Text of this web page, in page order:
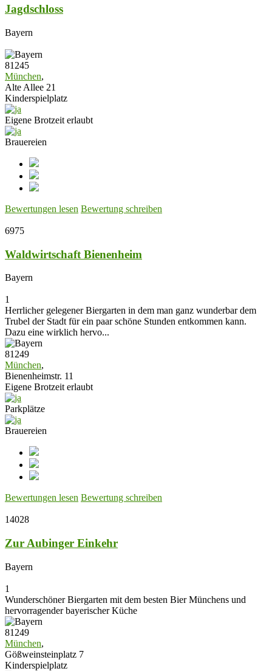
Jagdschloss
Bayern
81245
München,
Alte Allee 21
Kinderspielplatz
Eigene Brotzeit erlaubt
Brauereien
Bewertungen lesen Bewertung schreiben
6975
Waldwirtschaft Bienenheim
Bayern
1
Herrlicher gelegener Biergarten in dem man ganz wunderbar dem
Trubel der Stadt für ein paar schöne Stunden entkommen kann.
Dazu eine wirklich hervo...
81249
München,
Bienenheimstr. 11
Eigene Brotzeit erlaubt
Parkplätze
Brauereien
Bewertungen lesen Bewertung schreiben
14028
Zur Aubinger Einkehr
Bayern
1
Wunderschöner Biergarten mit dem besten Bier Münchens und
hervorragender bayerischer Küche
81249
München,
Gößweinsteinplatz 7
Kinderspielplatz